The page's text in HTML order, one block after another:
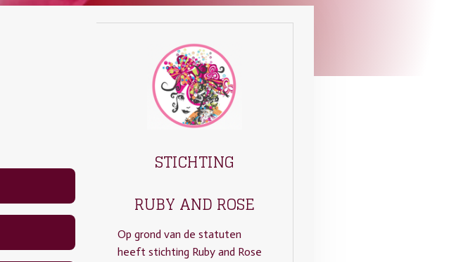
STICHTING
RUBY AND ROSE
Op grond van de statuten
heeft stichting Ruby and Rose